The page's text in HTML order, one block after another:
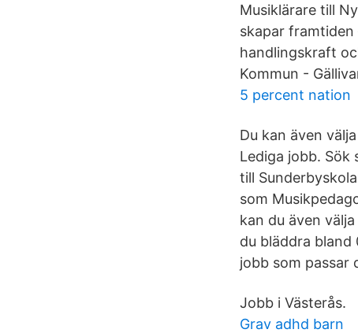
Musiklärare till
skapar
handlingskraft
Kommun -
5 percent nation
Du kan även
Lediga jobb.
till
som
kan du även
du bläddra bland
jobb som passar
Jobb i Västerås.
Grav adhd barn